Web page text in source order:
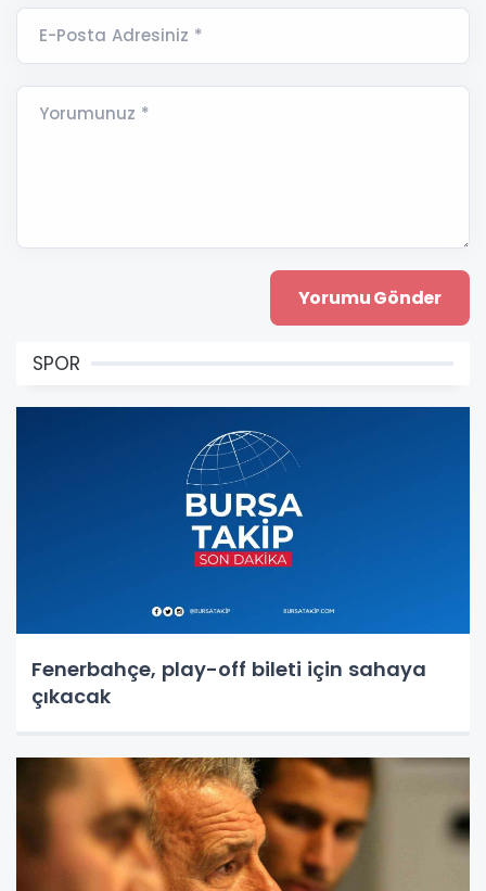
E-Posta Adresiniz *
Yorumunuz *
SPOR
Fenerbahçe, play-off bileti için sahaya
çıkacak